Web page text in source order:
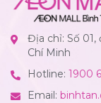
Địa chỉ: Số 01,
Chí Minh
Hotline: 1900
Email: